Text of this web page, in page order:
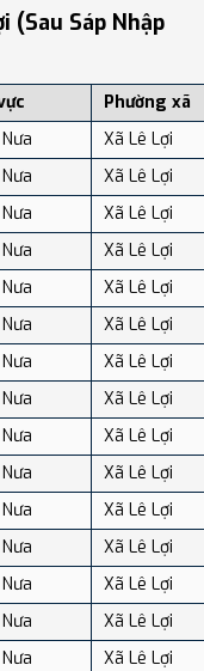
điểm, dịch vụ và du
(sau Sáp Nhập
Phường xã
Xã Lê Lợi
Xã Lê Lợi
Xã Lê Lợi
Xã Lê Lợi
Xã Lê Lợi
Xã Lê Lợi
Xã Lê Lợi
Xã Lê Lợi
Xã Lê Lợi
Xã Lê Lợi
Xã Lê Lợi
Xã Lê Lợi
Xã Lê Lợi
Xã Lê Lợi
Xã Lê Lợi